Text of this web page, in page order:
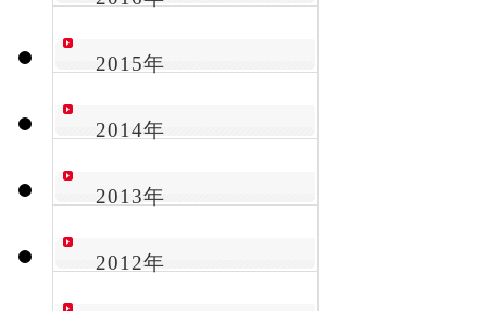
2015年
2014年
2013年
2012年